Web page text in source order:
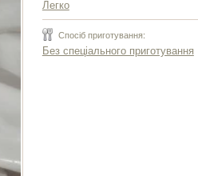
Легко
Спосіб приготування:
Без спеціального приготування